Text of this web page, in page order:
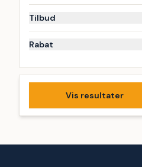
Tilbud
Rabat
Vis resultater